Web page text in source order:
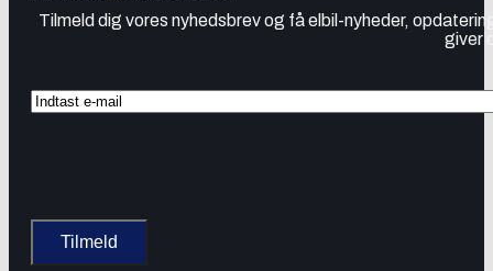
Tilmeld dig vores nyhedsbrev og få elbil-nyheder,
giver